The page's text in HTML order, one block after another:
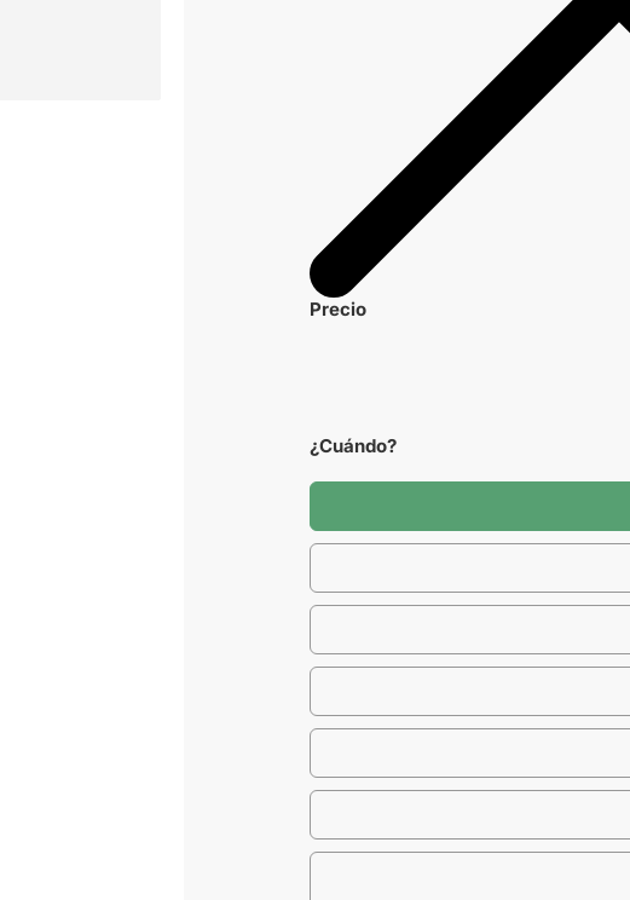
Precio
¿Cuándo?